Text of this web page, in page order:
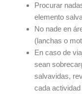
Procurar
elemento
No nade en
(lanchas o
En caso de
sean
salvavidas,
cada